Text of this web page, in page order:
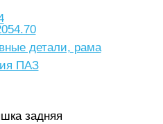
детали, рама
ПАЗ
задняя